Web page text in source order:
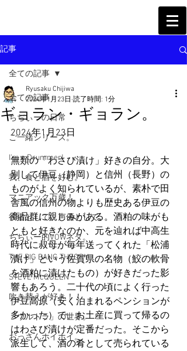
記事
全ての記事
ちぢぃーの日常
ご一緒シリーズ。
I'm a Drummer!
我、食と酒を好む。
マニアック万歳！
役者として、声優として。
ちぢぃー的VOWネタ。
THE BIG BANG THEORY
STEVE McQUEEN
吹き替えが好き！！
「ウルトラ」の世界。
おっさんホイホイ。
全ての記事
ギョラン・ギョラン。
Ryusaku Chijiwa
2024年1月23日 読了時間: 1分
2024年1月23日
無類の「わさび漬け」好きの自分。大
別して伊豆（静岡）と信州（長野）の
ものがよく知られているが、素朴で田
舎風の信州の物よりも歴史ある伊豆の
商品群に親しみがある。酒粕の味がも
ともと好きなのか、元を辿れば中高生
時代に叔母が毎年送ってくれた「松浦
漬け」という佐賀県の名物（鮫の軟骨
を酒粕に漬けたもの）が好きだった影
響もあろう。二十代の頃によく行った
伊豆高原（安く泊まれるペンションが
多かった）で、お土産に買って帰るの
はわさび漬けが定番だった。そこから
派生して、酒の肴として売られている